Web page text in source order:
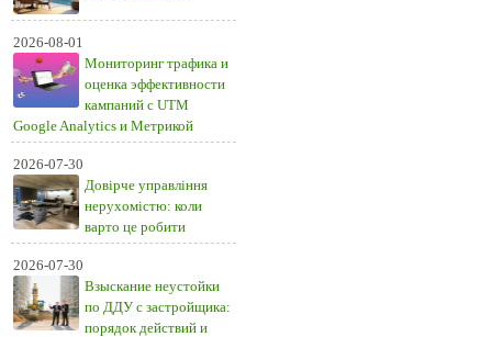
2026-08-01
Мониторинг трафика и
оценка эффективности
кампаний с UTM
Google Analytics и Метрикой
2026-07-30
Довірче управління
нерухомістю: коли
варто це робити
2026-07-30
Взыскание неустойки
по ДДУ с застройщика:
порядок действий и